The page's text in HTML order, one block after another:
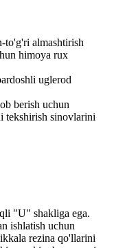
to'g'ri almashtirish
himoya rux
uglerod
berish uchun
tekshirish sinovlarini
"U" shakliga ega.
ishlatish uchun
rezina qo'llarini